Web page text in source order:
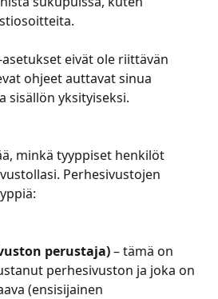
asetukset eivät ole riittävän
ohjeet auttavat sinua
sisällön yksityiseksi.​​
minkä tyyppiset henkilöt
Perhesivustojen
perustaja) – tämä on
perhesivuston ja joka on
(ensisijainen